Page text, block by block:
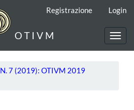
Registrazione Login
O T I V M
N. 7 (2019): OTIVM 2019